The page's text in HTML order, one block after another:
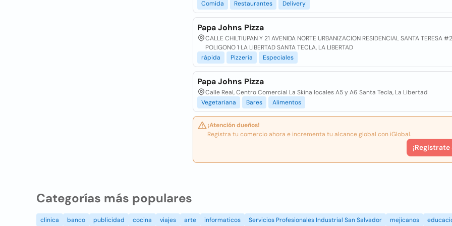
Comida
Restaurantes Delivery
Papa Johns Pizza
CALLE CHILTIUPAN Y 21 AVENIDA NORTE URBANIZACION RESIDENCIAL SANTA TERESA
POLIGONO 1 LA LIBERTAD SANTA TECLA, LA LIBERTAD
rápida
Pizzería Especiales
Papa Johns Pizza
Calle Real, Centro Comercial La Skina locales A5 y A6 Santa Tecla, La Libertad
Vegetariana
Bares Alimentos
¡Atención dueños!
Registra tu comercio ahora e incrementa tu alcance global con iGlobal.
¡Registrate
Categorías más populares
clinica banco publicidad cocina viajes arte informaticos Servicios Profesionales Industrial San Salvador mejicanos